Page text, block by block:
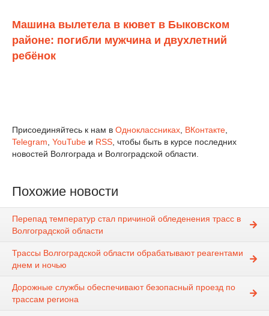
Машина вылетела в кювет в Быковском
районе: погибли мужчина и двухлетний
ребёнок
Присоединяйтесь к нам в Одноклассниках ВКонтакте
Telegram YouTube и RSS , чтобы быть в курсе последних
новостей Волгограда и Волгоградской области.
Похожие новости
Перепад температур стал причиной обледенения трасс в
Волгоградской области
Трассы Волгоградской области обрабатывают реагентами
днем и ночью
Дорожные службы обеспечивают безопасный проезд по
трассам региона